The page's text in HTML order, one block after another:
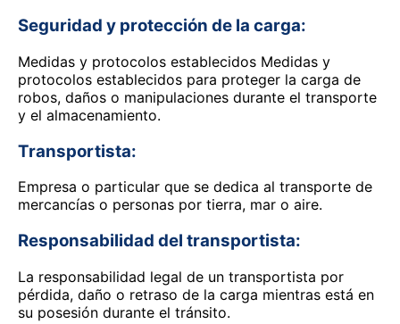
Seguridad y protección de la carga:
Medidas y protocolos establecidos Medidas y
protocolos establecidos para proteger la carga de
robos, daños o manipulaciones durante el transporte
y el almacenamiento.
Transportista:
Empresa o particular que se dedica al transporte de
mercancías o personas por tierra, mar o aire.
Responsabilidad del transportista:
La responsabilidad legal de un transportista por
pérdida, daño o retraso de la carga mientras está en
su posesión durante el tránsito.